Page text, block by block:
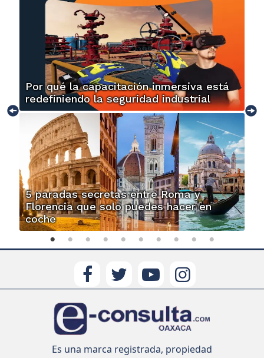
Por qué la capacitación inmersiva está
redefiniendo la seguridad industrial
5 paradas secretas entre Roma y
Florencia que solo puedes hacer en
coche
Es una marca registrada, propiedad